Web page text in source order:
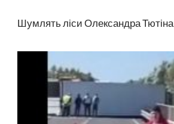
Шумлять ліси Олександра Тютіна